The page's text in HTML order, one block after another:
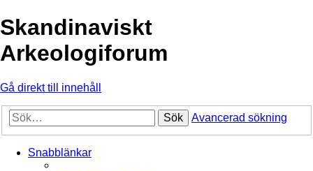
Skandinaviskt
Arkeologiforum
Gå direkt till innehåll
Sök Avancerad sökning
Snabblänkar